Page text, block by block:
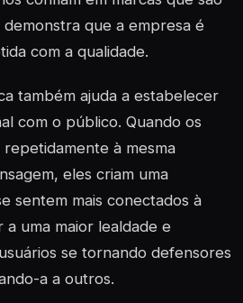
que a empresa é
com a qualidade.
também ajuda a estabelecer
com o público. Quando os
à mesma
eles criam uma
sentem mais conectados à
a uma maior lealdade e
se tornando defensores
a a outros.